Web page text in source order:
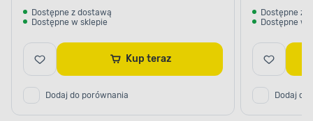
Odpowiednio przygotowane
podłoże
Zwiększ odporność podłoża na działanie
czynników mechanicznych i atmosferycznych.
Aby uzyskać pożądany efekt, wystarczy nałożyć
Dostępne z dostawą
Dostępne w sklepie
Kup teraz
Dodaj do porównania
Dostępne z
Dostępne w
Dodaj do